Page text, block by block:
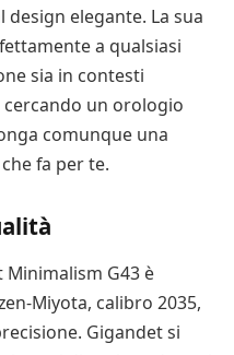
elegante. La sua
a qualsiasi
sia in contesti
un orologio
comunque una
fa per te.
Minimalism G43 è
Miyota, calibro 2035,
Gigandet si